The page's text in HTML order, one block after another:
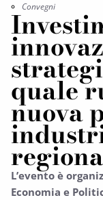
Convegni
quale
nuova
L’evento è
Economia e